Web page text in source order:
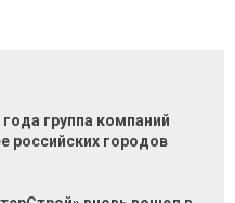
группа компаний
российских городов